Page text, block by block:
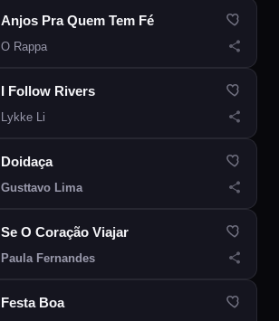
Anjos Pra Quem Tem Fé
O Rappa
I Follow Rivers
Lykke Li
Doidaça
Gusttavo Lima
Se O Coração Viajar
Paula Fernandes
Festa Boa